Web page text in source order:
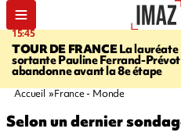
15:45
TOUR DE FRANCELa lauréate
sortante Pauline Ferrand-Prévot
abandonne avant la 8e étape
Accueil France - Monde
Selon un dernier